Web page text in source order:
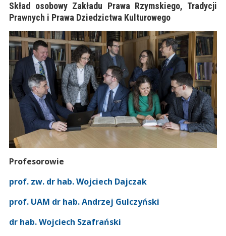
Skład osobowy Zakładu Prawa Rzymskiego, Tradycji
Prawnych i Prawa Dziedzictwa Kulturowego
Profesorowie
prof. zw. dr hab. Wojciech Dajczak
prof. UAM dr hab. Andrzej Gulczyński
dr hab. Wojciech Szafrański